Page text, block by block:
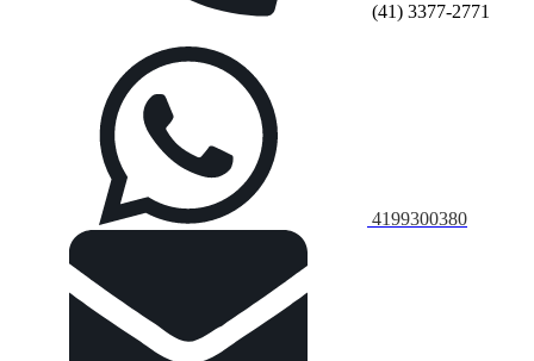
(41) 3377-2771
4199300380